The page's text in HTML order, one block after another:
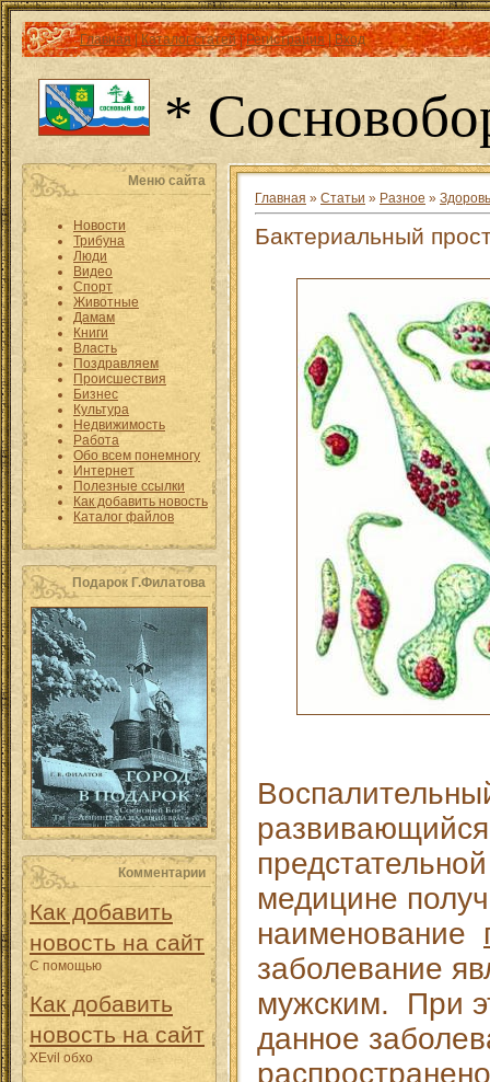
Главная|Каталог статей|Регистрация |Вход
*
Меню сайта
Новости
Трибуна
Люди
Видео
Спорт
Животные
Дамам
Книги
Власть
Поздравляем
Происшествия
Бизнес
Культура
Недвижимость
Работа
Обо всем понемногу
Интернет
Полезные ссылки
Как добавить новость
Каталог файлов
Подарок Г.Филатова
Комментарии
Как добавить
новость на сайт
С помощью
Как добавить
новость на сайт
XEvil обхо
Главная » Статьи » Разное »
Бактериальный
развивающийся
медицине
наименование
заболевание
мужским. При
данное